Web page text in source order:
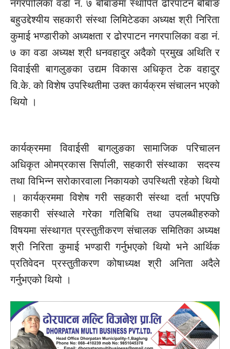
नगरपालिका वडा नं. ७ बोबाङमा स्थापित ढोरपाटन बोबाङ
बहुउद्देश्यीय सहकारी संस्था लिमिटेडका अध्यक्ष श्रीनिरिता
कुमाईभण्डारीको अध्यक्षता र ढोरपाटन नगरपालिका वडा नं.
७ का वडा अध्यक्ष श्रीधनवहादुर अदैको प्रमुख अथितिर
विवाईसी बागलुङका उद्यम विकास अधिकृतटेक वहादुर
वि.के. को विशेषउपस्थितीमा उक्त कार्यक्रमसंचालनभएको
थियो ।
कार्यक्रममाविवाईसीबागलुङका सामाजिक परिचालन
अधिकृत ओमप्रकाससिर्पाली, सहकारी संस्थाका सदस्य
तथा विभिन्न सरोकारवाला निकायकोउपस्थिती रहेको थियो
। कार्यक्रममा विशेष गरी सहकारी संस्था दर्ता भएपछि
सहकारी संस्थाले गरेकागतिबिधि तथाउपलब्धीहरुको
विषयमा संस्थागत प्रस्तुतीकरणसंचालकसमितिका अध्यक्ष
श्रीनिरिता कुमाईभण्डारी गर्नुभएको थियो भने आर्थिक
प्रतिवेदन प्रस्तुतीकरण कोषाध्यक्ष श्री अनिता अदैले
गर्नुभएको थियो ।